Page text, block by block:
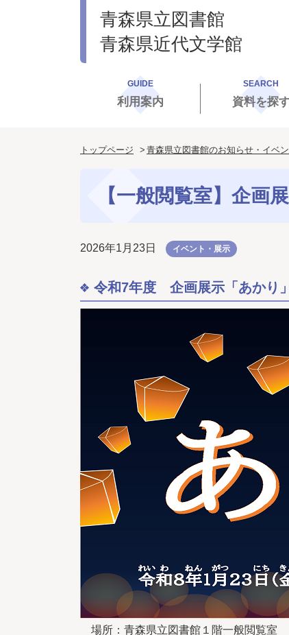
青森県立図書館
青森県近代文学館
GUIDE
利用案内
SEARCH
資料を探
トップページ 青森県立図書館のお知らせ・イベ
【一般閲覧室】企画
2026年1月23日 イベント・展示
令和7年度 企画展示「あかり」
場所：青森県立図書館１階一般閲覧室